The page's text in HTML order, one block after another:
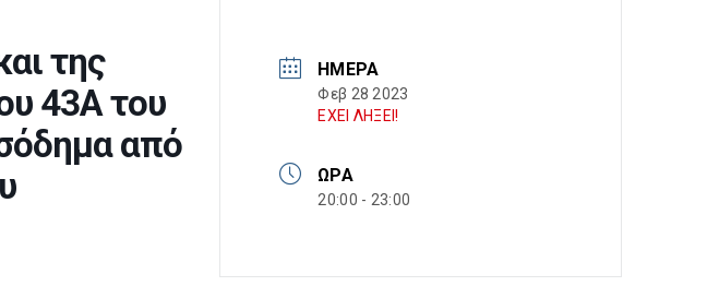
της
43Α του
από
ΗΜΈΡΑ
Φεβ 28 2023
ΕΧΕΙ ΛΗΞΕΙ!
ΏΡΑ
20:00 - 23:00